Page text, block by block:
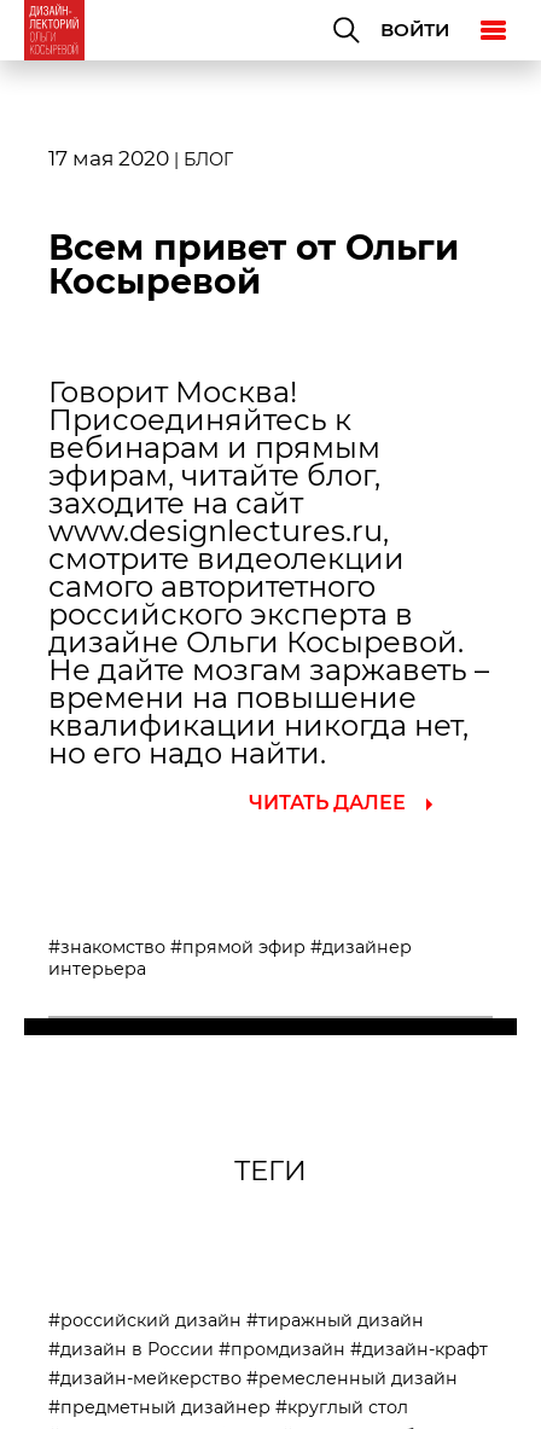
ВОЙТИ
17 мая 2020 | БЛОГ
Всем привет от Ольги
Косыревой
Говорит Москва!
Присоединяйтесь к
вебинарам и прямым
эфирам, читайте блог,
заходите на сайт
www.designlectures.ru,
смотрите видеолекции
самого авторитетного
российского эксперта в
дизайне Ольги Косыревой.
Не дайте мозгам заржаветь –
времени на повышение
квалификации никогда нет,
но его надо найти.
ЧИТАТЬ ДАЛЕЕ
#знакомство #прямой эфир #дизайнер
интерьера
ТЕГИ
#российский дизайн #тиражный дизайн
#дизайн в России #промдизайн #дизайн-крафт
#дизайн-мейкерство #ремесленный дизайн
#предметный дизайнер #круглый стол